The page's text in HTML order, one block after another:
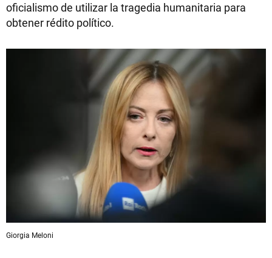
oficialismo de utilizar la tragedia humanitaria para
obtener rédito político.
Giorgia Meloni